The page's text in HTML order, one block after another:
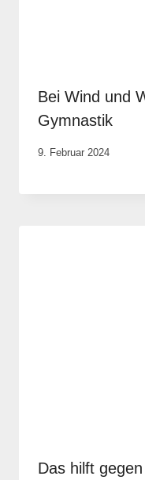
Bei Wind und
Gymnastik
Von
Krause
9. Februar 2024
Das hilft